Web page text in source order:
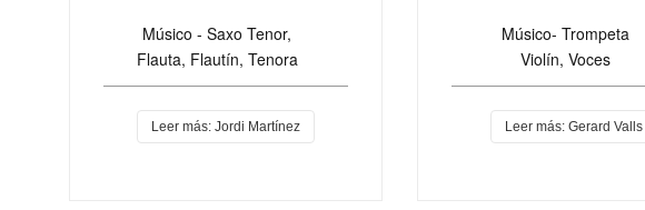
Músico - Saxo Tenor,
Flauta, Flautín, Tenora
Leer más: Jordi Martínez
Músico- Trompeta
Violín, Voces
Leer más: Gerard Valls